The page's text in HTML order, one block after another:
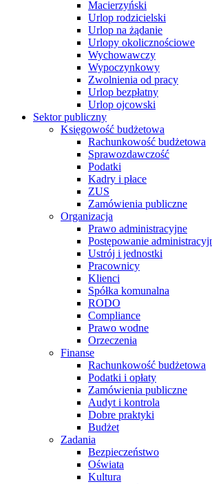
Macierzyński
Urlop rodzicielski
Urlop na żądanie
Urlopy okolicznościowe
Wychowawczy
Wypoczynkowy
Zwolnienia od pracy
Urlop bezpłatny
Urlop ojcowski
Sektor publiczny
Księgowość budżetowa
Rachunkowość budżetowa
Sprawozdawczość
Podatki
Kadry i płace
ZUS
Zamówienia publiczne
Organizacja
Prawo administracyjne
Postępowanie
Ustrój i jednostki
Pracownicy
Klienci
Spółka komunalna
RODO
Compliance
Prawo wodne
Orzeczenia
Finanse
Rachunkowość budżetowa
Podatki i opłaty
Zamówienia publiczne
Audyt i kontrola
Dobre praktyki
Budżet
Zadania
Bezpieczeństwo
Oświata
Kultura